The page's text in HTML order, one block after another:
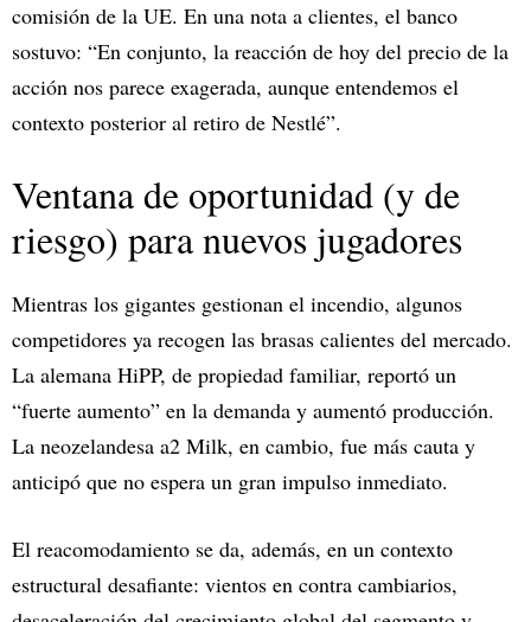
comisión de la UE. En una nota a clientes, el banco
sostuvo: “En conjunto, la reacción de hoy del precio de la
acción nos parece exagerada, aunque entendemos el
contexto posterior al retiro de Nestlé”.​
Ventana de oportunidad (y de
riesgo) para nuevos jugadores
Mientras los gigantes gestionan el incendio, algunos
competidores ya recogen las brasas calientes del mercado.
La alemana HiPP, de propiedad familiar, reportó un
“fuerte aumento” en la demanda y aumentó producción.
La neozelandesa a2 Milk, en cambio, fue más cauta y
anticipó que no espera un gran impulso inmediato.​
El reacomodamiento se da, además, en un contexto
estructural desafiante: vientos en contra cambiarios,